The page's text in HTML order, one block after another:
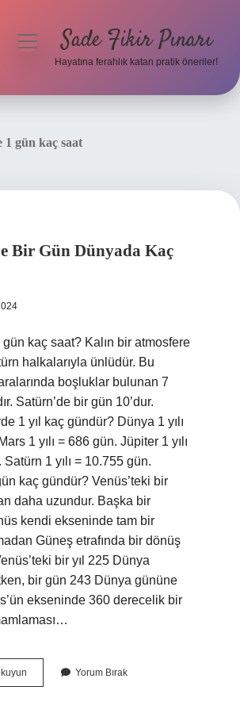
menüyüSade Fikir Pınarı
Hayatına ferahlık katan pratik öneriler!
gün kaç saat
Bir Gün Dünyada Kaç
gün kaç saat? Kalın bir atmosfere
halkalarıyla ünlüdür. Bu
boşluklar bulunan 7
Satürn’de bir gün 10’dur.
1 yıl kaç gündür? Dünya 1 yılı
1 yılı = 686 gün. Jüpiter 1 yılı
1 yılı = 10.755 gün.
kaç gündür? Venüs’teki bir
daha uzundur. Başka bir
kendi ekseninde tam bir
Güneş etrafında bir dönüş
bir yıl 225 Dünya
bir gün 243 Dünya gününe
ekseninde 360 ​​derecelik bir
De
Yorum Bırak